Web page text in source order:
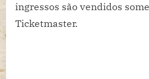
ingressos são vendidos
Ticketmaster.